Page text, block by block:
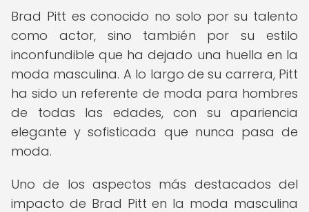
Brad Pitt es conocido no solo por su talento
como actor, sino también por su estilo
inconfundible que ha dejado una huella en la
moda masculina. A lo largo de su carrera, Pitt
ha sido un referente de moda para hombres
de todas las edades, con su apariencia
elegante y sofisticada que nunca pasa de
moda.
Uno de los aspectos más destacados del
impacto de Brad Pitt en la moda masculina